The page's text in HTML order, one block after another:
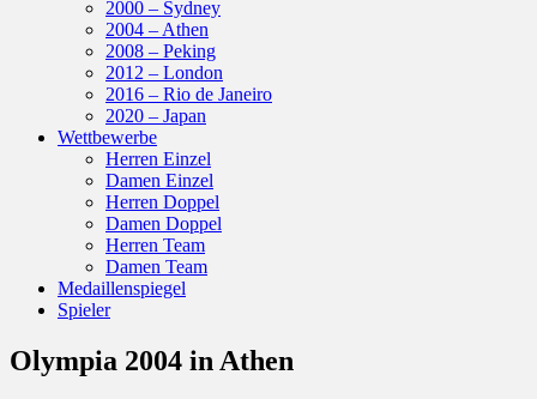
2000 – Sydney
2004 – Athen
2008 – Peking
2012 – London
2016 – Rio de Janeiro
2020 – Japan
Wettbewerbe
Herren Einzel
Damen Einzel
Herren Doppel
Damen Doppel
Herren Team
Damen Team
Medaillenspiegel
Spieler
Olympia 2004 in Athen